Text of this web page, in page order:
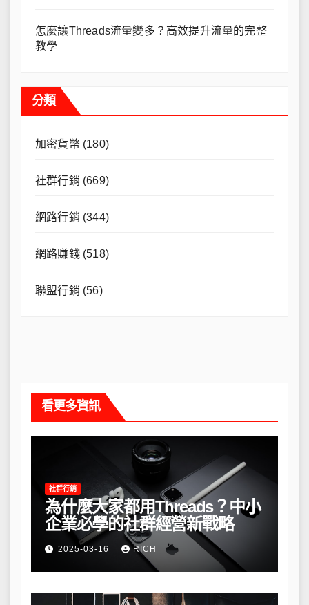
怎麼讓Threads流量變多？高效提升流量的完整
教學
分類
加密貨幣 (180)
社群行銷 (669)
網路行銷 (344)
網路賺錢(518)
聯盟行銷 (56)
看更多資訊
社群行銷
為什麼大家都用Threads？中小
企業必學的社群經營新戰略
2025-03-16 RICH